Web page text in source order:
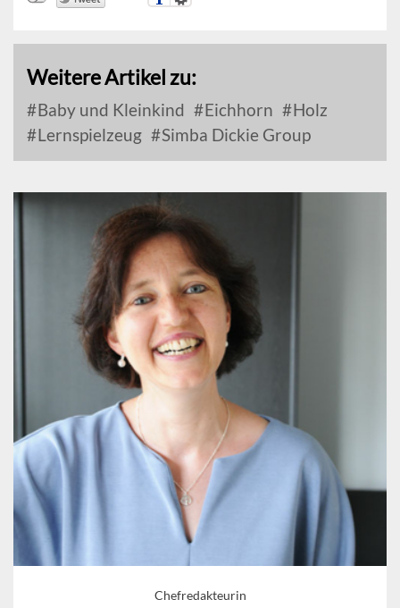
Weitere Artikel zu:
Baby und Kleinkind Eichhorn
Holz
Lernspielzeug
Simba Dickie Group
Chefredakteurin